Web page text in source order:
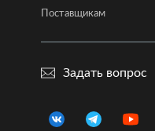
Поставщикам
Задать вопрос